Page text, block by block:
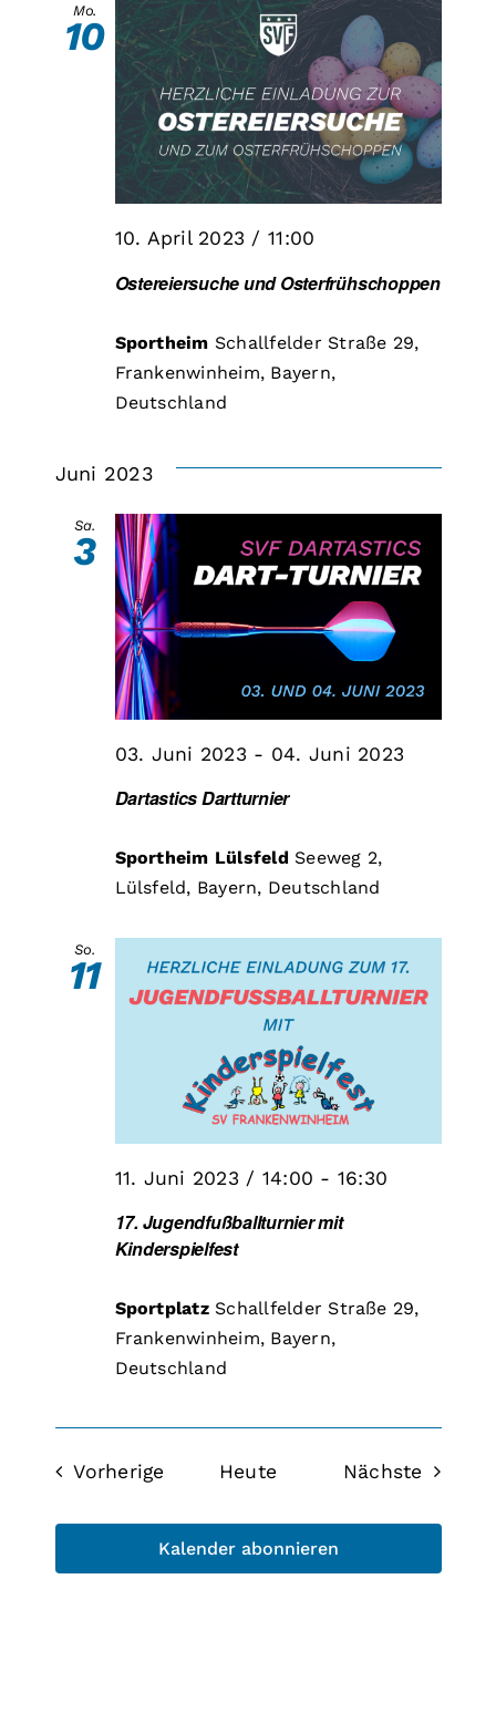
Mo.
10
Ostereiersuche und Osterfrühschoppen
10. April 2023 / 11:00
Sportheim Schallfelder Straße 29,
Frankenwinheim, Bayern,
Deutschland
Juni 2023
Sa.
3
Dartastics Dartturnier
03. Juni 2023 - 04. Juni 2023
Sportheim Lülsfeld Seeweg 2,
Lülsfeld, Bayern, Deutschland
So.
11
17. Jugendfußballturnier mit
Kinderspielfest
11. Juni 2023 / 14:00 - 16:30
Sportplatz Schallfelder Straße 29,
Frankenwinheim, Bayern,
Deutschland
Vorherige Veranstaltungen
Heute Nächste
Kalender abonnieren